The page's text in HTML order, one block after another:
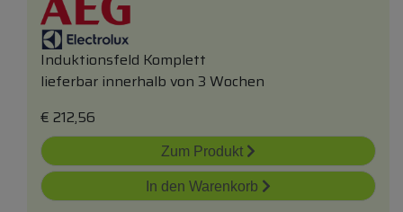
Induktionsfeld Komplett
lieferbar innerhalb von 3 Wochen
€ 212,56
Zum Produkt
In den Warenkorb